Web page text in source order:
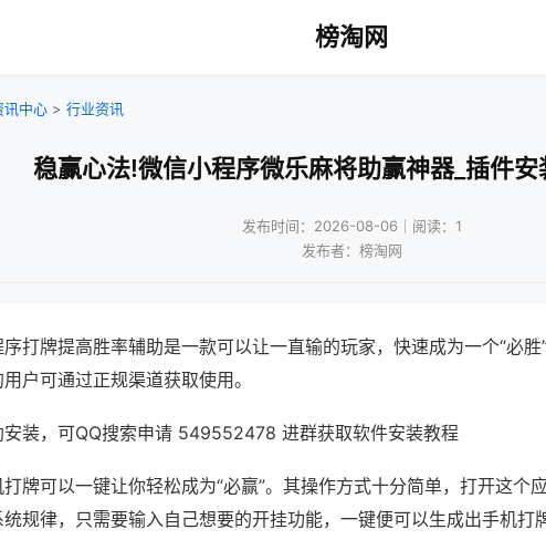
榜淘网
讯中心 > 行业资讯
稳赢心法!微信小程序微乐麻将助赢神器_插件
发布时间：2026-08-06｜阅读：1
发布者：榜淘网
打牌提高胜率辅助是一款可以让一直输的玩家，快速成为一个“必
户可通过正规渠道获取使用。
安装，可QQ搜索申请 549552478 进群获取软件安装教程
牌可以一键让你轻松成为“必赢”。其操作方式十分简单，打开这个
统规律，只需要输入自己想要的开挂功能，一键便可以生成出手机打